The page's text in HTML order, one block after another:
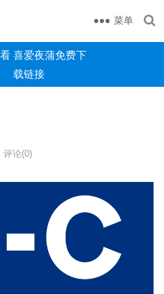
菜单
喜爱夜蒲免费下
载链接
评论(0)